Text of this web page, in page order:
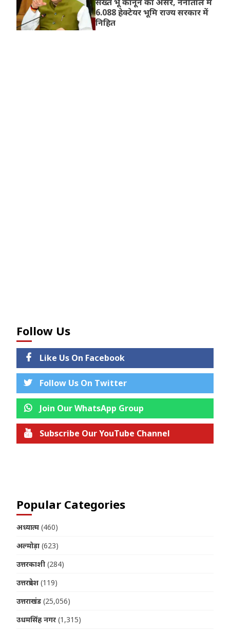
6.088 हेक्टेयर भूमि राज्य सरकार में
निहित
Follow Us
Like Us On Facebook
Follow Us On Twitter
Join Our WhatsApp Group
Subscribe Our YouTube Channel
Popular Categories
अध्यात्म (460)
अल्मोड़ा (623)
उत्तरकाशी (284)
उत्तरप्रदेश (119)
उत्तराखंड (25,056)
उधमसिंह नगर (1,315)